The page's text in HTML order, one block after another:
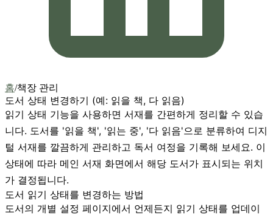
홈/책장 관리
도서 상태 변경하기 (예: 읽을 책, 다 읽음)
읽기 상태 기능을 사용하면 서재를 간편하게 정리할 수 있습
니다. 도서를 '읽을 책', '읽는 중', '다 읽음'으로 분류하여 디지
털 서재를 깔끔하게 관리하고 독서 여정을 기록해 보세요. 이
상태에 따라 메인 서재 화면에서 해당 도서가 표시되는 위치
가 결정됩니다.
도서 읽기 상태를 변경하는 방법
도서의 개별 설정 페이지에서 언제든지 읽기 상태를 업데이